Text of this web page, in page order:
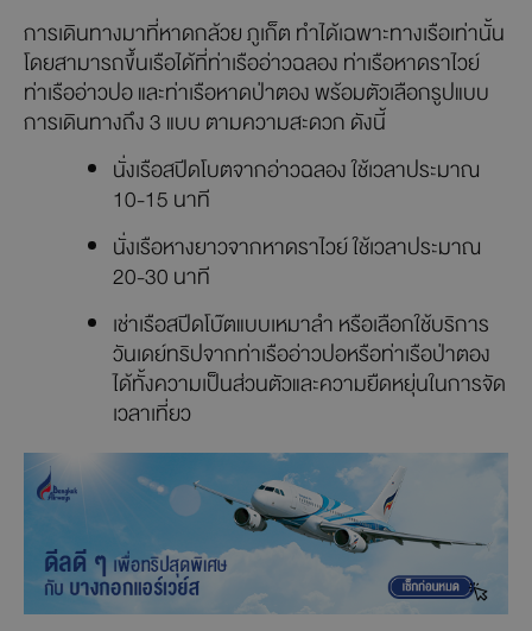
การเดินทางมาที่หาดกล้วย ภูเก็ต ทำได้เฉพาะทางเรือเท่านั้น
โดยสามารถขึ้นเรือได้ที่ท่าเรืออ่าวฉลอง ท่าเรือหาดราไวย์
ท่าเรืออ่าวปอ และท่าเรือหาดป่าตอง พร้อมตัวเลือกรูปแบบ
การเดินทางถึง 3 แบบ ตามความสะดวก ดังนี้
นั่งเรือสปีดโบตจากอ่าวฉลอง ใช้เวลาประมาณ
10-15 นาที
นั่งเรือหางยาวจากหาดราไวย์ ใช้เวลาประมาณ
20-30 นาที
เช่าเรือสปีดโบ๊ตแบบเหมาลำ หรือเลือกใช้บริการ
วันเดย์ทริปจากท่าเรืออ่าวปอหรือท่าเรือป่าตอง
ได้ทั้งความเป็นส่วนตัวและความยืดหยุ่นในการจัด
เวลาเที่ยว